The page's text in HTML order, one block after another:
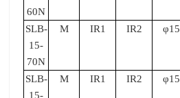
60N
SLB-
15-
70N
M IR1 IR2 φ15
SLB-
15-
M IR1 IR2 φ15